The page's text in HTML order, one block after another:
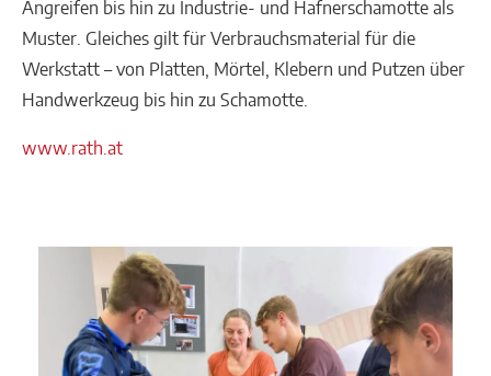
Angreifen bis hin zu Industrie- und Hafnerschamotte als
Muster. Gleiches gilt für Verbrauchsmaterial für die
Werkstatt – von Platten, Mörtel, Klebern und Putzen über
Handwerkzeug bis hin zu Schamotte.
www.rath.at